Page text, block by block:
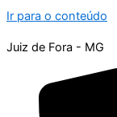
Ir para o conteúdo
Juiz de Fora - MG